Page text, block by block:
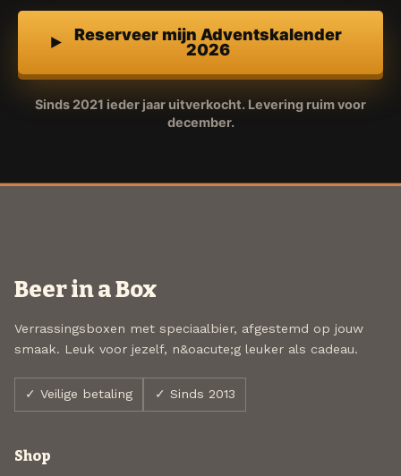
Reserveer mijn Adventskalender
2026
Sinds 2021 ieder jaar uitverkocht. Levering ruim voor
december.
Beer in a Box
Verrassingsboxen met speciaalbier, afgestemd op jouw
smaak. Leuk voor jezelf, n&oacute;g leuker als cadeau.
✓ Veilige betaling ✓ Sinds 2013
Shop